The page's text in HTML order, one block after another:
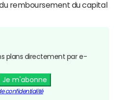
remboursement du capital
plans directement par e-
Je m'abonne
confidentialité